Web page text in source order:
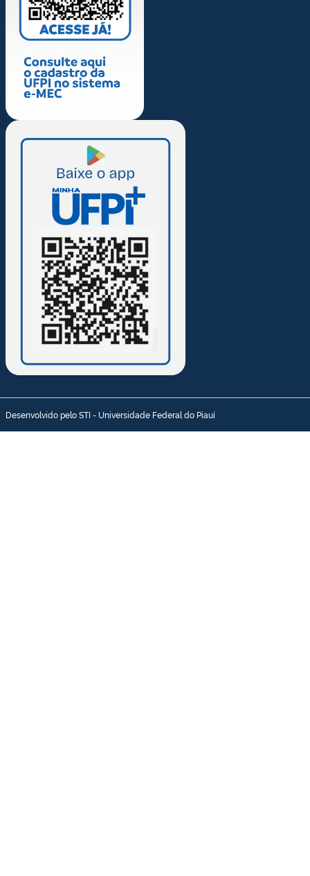
Desenvolvido pelo STI - Universidade Federal do Piauí